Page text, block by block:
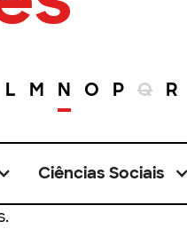
L M N O P Q R
Ciências Sociais